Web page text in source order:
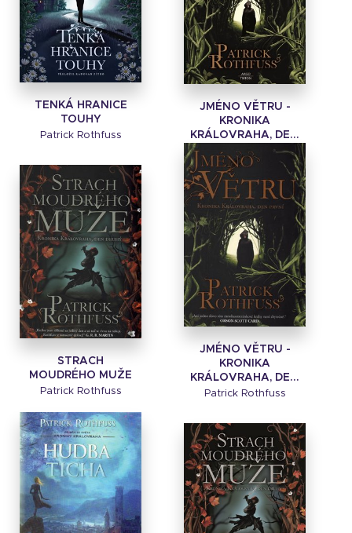
TENKÁ HRANICE
TOUHY
Patrick Rothfuss
JMÉNO VĚTRU -
KRONIKA
KRÁLOVRAHA, DE...
Patrick Rothfuss
STRACH
MOUDRÉHO MUŽE
Patrick Rothfuss
JMÉNO VĚTRU -
KRONIKA
KRÁLOVRAHA, DE...
Patrick Rothfuss